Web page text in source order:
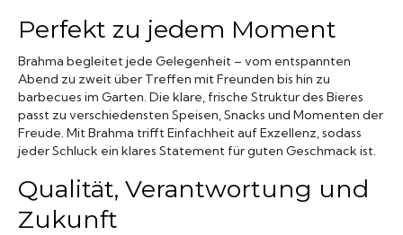
Perfekt zu jedem Moment
Brahma begleitet jede Gelegenheit – vom entspannten
Abend zu zweit über Treffen mit Freunden bis hin zu
barbecues im Garten. Die klare, frische Struktur des Bieres
passt zu verschiedensten Speisen, Snacks und Momenten der
Freude. Mit Brahma trifft Einfachheit auf Exzellenz, sodass
jeder Schluck ein klares Statement für guten Geschmack ist.
Qualität, Verantwortung und
Zukunft